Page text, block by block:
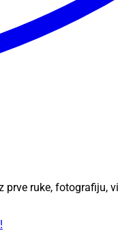
prve ruke, fotografiju,